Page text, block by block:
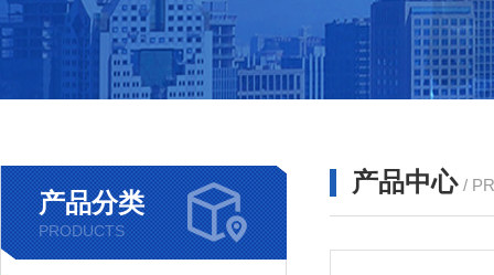
产品分类
PRODUCTS
产品中心 /